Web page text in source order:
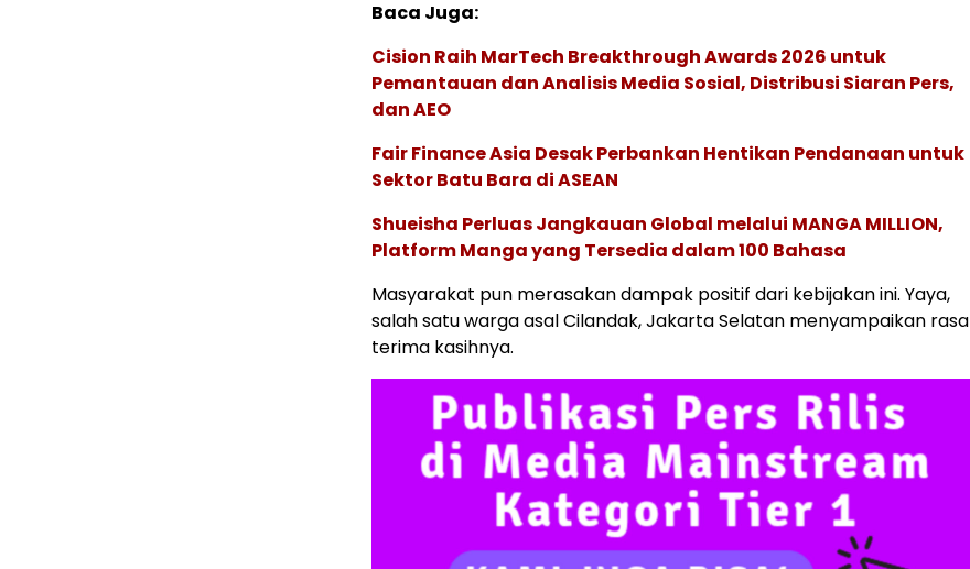
Baca Juga:
Cision Raih MarTech Breakthrough Awards 2026 untuk
Pemantauan dan Analisis Media Sosial, Distribusi Siaran Pers,
dan AEO
Fair Finance Asia Desak Perbankan Hentikan Pendanaan untuk
Sektor Batu Bara di ASEAN
Shueisha Perluas Jangkauan Global melalui MANGA MILLION,
Platform Manga yang Tersedia dalam 100 Bahasa
Masyarakat pun merasakan dampak positif dari kebijakan ini. Yaya,
salah satu warga asal Cilandak, Jakarta Selatan menyampaikan rasa
terima kasihnya.